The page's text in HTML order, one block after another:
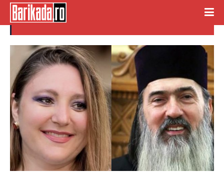
declaratii controversate